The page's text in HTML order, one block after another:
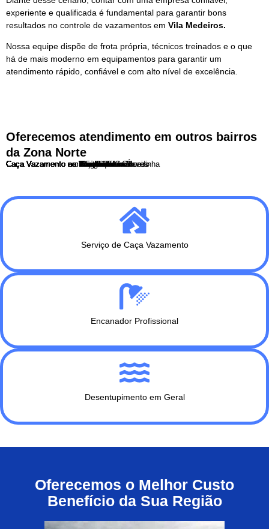
experiente e qualificada é fundamental para garantir bons
resultados no controle de vazamentos em Vila Medeiros.
Nossa equipe dispõe de frota própria, técnicos treinados e o que
há de mais moderno em equipamentos para garantir um
atendimento rápido, confiável e com alto nível de excelência.
Oferecemos atendimento em outros bairros
da Zona Norte
Caça Vazamento no Bairro do Limão
Caça Vazamento na Brasilandia
Caça Vazamento na Casa Verde
Caça Vazamento na Freguesia do Ó
Caça Vazamento no Imirim
Caça Vazamento no Jaçanã
Caça Vazamento no Jaraguá
Caça Vazamento no Mandaqui
Caça Vazamento no Parque Edu Chaves
Caça Vazamento no Parque Novo Mundo
Caça Vazamento em Perus
Caça Vazamento em Pirituba
Caça Vazamento em Santana
Caça Vazamento no Tremembé
Caça Vazamento no Tucuruvi
Caça Vazamento na Vila Guilherme
Caça Vazamento na Vila Maria
Caça Vazamento na Vila Medeiros
Caça Vazamento na Vila Nova Cachoeirinha
Serviço de Caça Vazamento
Encanador Profissional
Desentupimento em Geral
Oferecemos o Melhor Custo
Benefício da Sua Região